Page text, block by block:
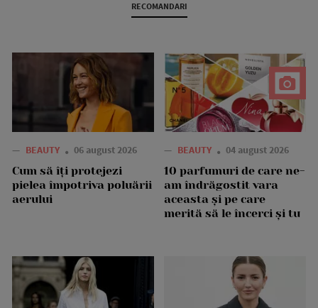
RECOMANDARI
— BEAUTY 06 august 2026
Cum să îți protejezi
pielea împotriva poluării
aerului
— BEAUTY 04 august 2026
10 parfumuri de care ne-
am îndrăgostit vara
aceasta și pe care
merită să le încerci și tu